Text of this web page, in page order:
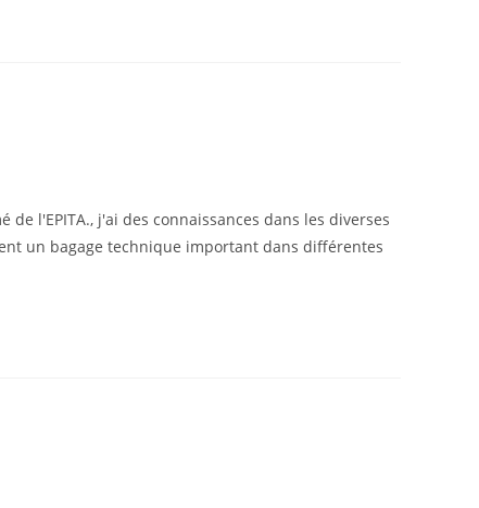
l'EPITA., j'ai des connaissances dans les diverses
un bagage technique important dans différentes